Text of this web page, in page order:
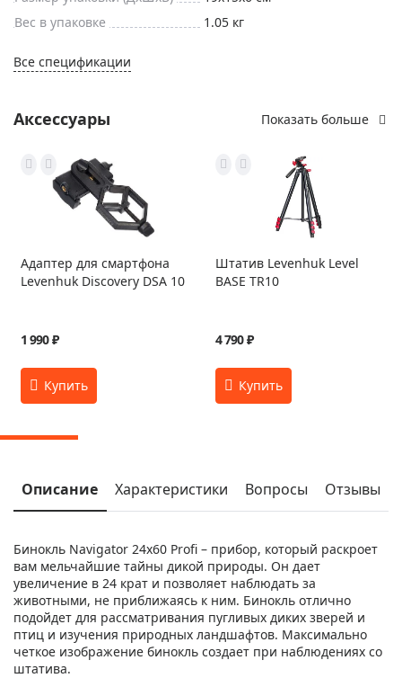
Вес в упаковке
1.05 кг
Все спецификации
Аксессуары Показать больше
Адаптер для смартфона
Levenhuk Discovery DSA 10
1 990 ₽
Штатив Levenhuk Level
BASE TR10
4 790 ₽
Описание Характеристики Вопросы Отзывы
Бинокль Navigator 24х60 Profi – прибор, который раскроет
вам мельчайшие тайны дикой природы. Он дает
увеличение в 24 крат и позволяет наблюдать за
животными, не приближаясь к ним. Бинокль отлично
подойдет для рассматривания пугливых диких зверей и
птиц и изучения природных ландшафтов. Максимально
четкое изображение бинокль создает при наблюдениях со
штатива.